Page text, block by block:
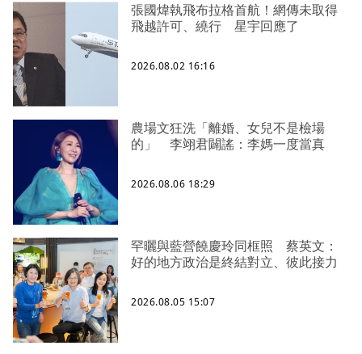
張國煒執飛布拉格首航！網傳未取得
飛越許可、繞行 星宇回應了
2026.08.02 16:16
農場文狂洗「離婚、女兒不是檢場
的」 李翊君闢謠：李媽一度當真
2026.08.06 18:29
罕曬與藍營饒慶玲同框照 蔡英文：
好的地方政治是終結對立、彼此接力
2026.08.05 15:07